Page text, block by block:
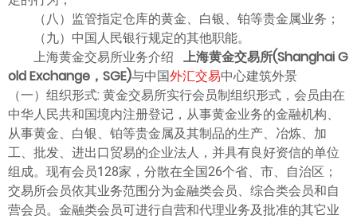
（八）监管指定仓库的黄金、白银、铂等贵金属业务；
（九）中国人民银行规定的其他职能。
上海黄金交易所业务介绍 上海黄金交易所(Shanghai G
old Exchange，SGE)与中国外汇交易中心建筑外景
（一）组织形式: 黄金交易所实行会员制组织形式，会员由在
中华人民共和国境内注册登记，从事黄金业务的金融机构、
从事黄金、白银、铂等贵金属及其制品的生产、冶炼、加
工、批发、进出口贸易的企业法人，并具有良好资信的单位
组成。现有会员128家，分散在全国26个省、市、自治区；
交易所会员依其业务范围分为金融类会员、综合类会员和自
营会员。金融类会员可进行自营和代理业务及批准的其它业